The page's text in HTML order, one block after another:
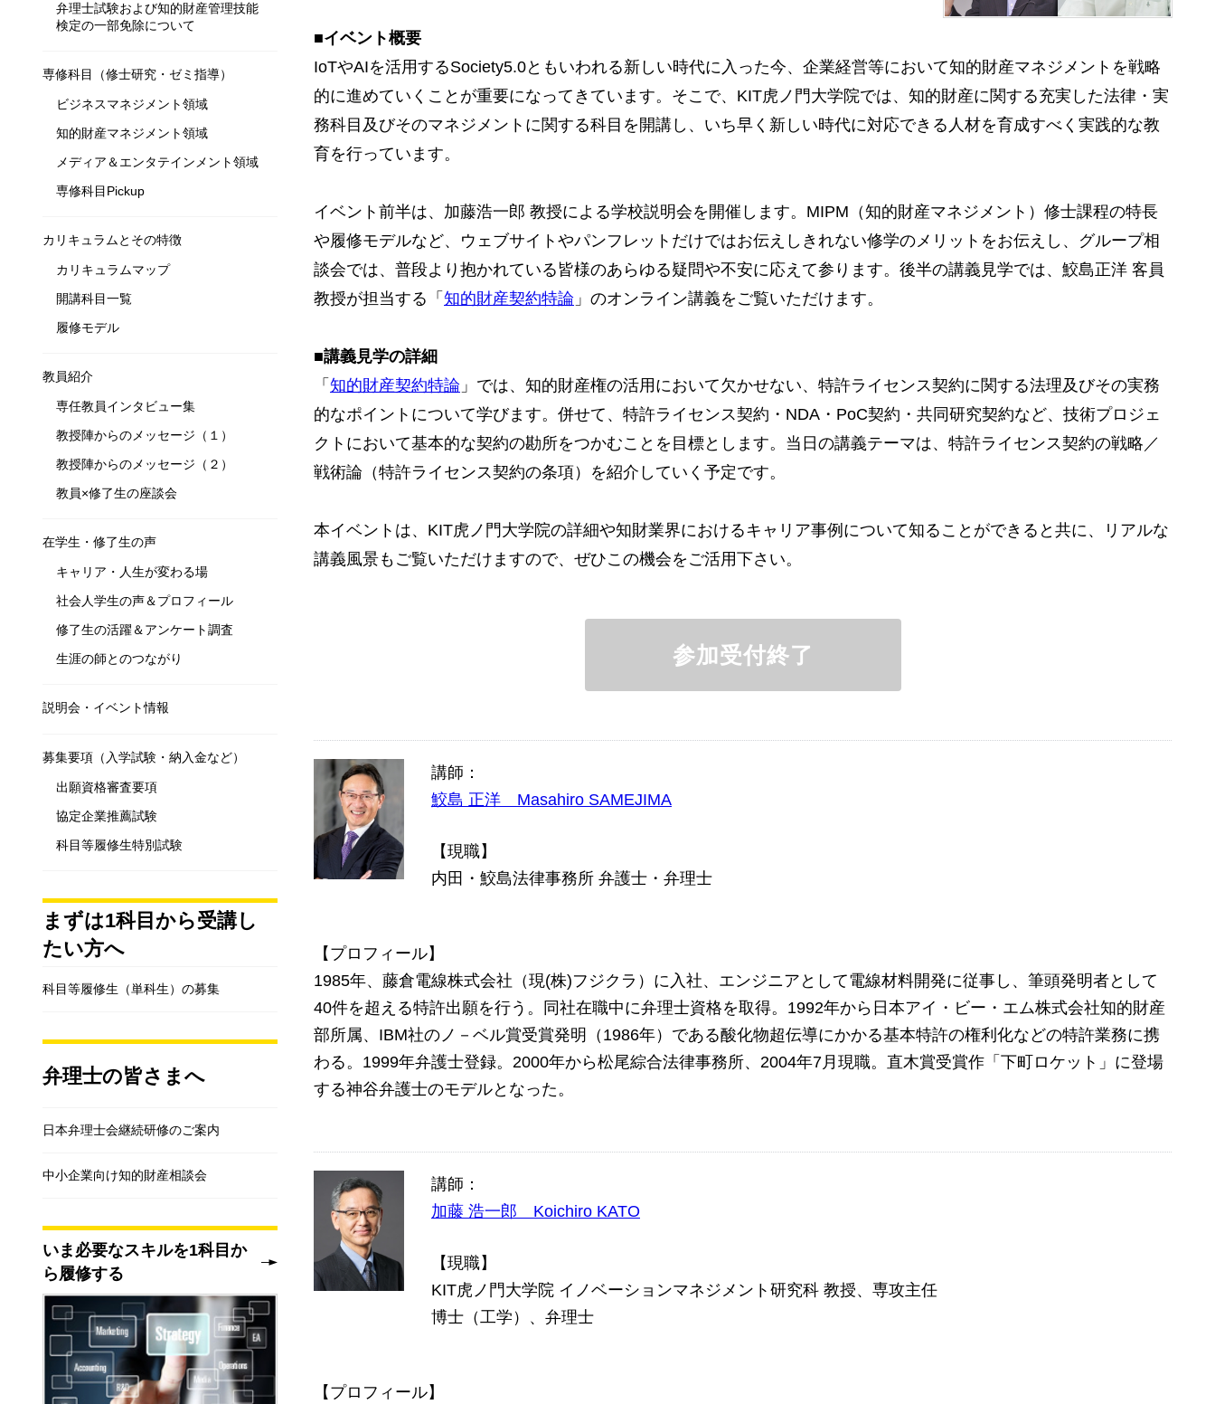
■イベント概要
IoTやAIを活用するSociety5.0ともいわれる新しい時代に入った今、企業経営等において知的財産マネジメントを戦略
的に進めていくことが重要になってきています。そこで、KIT虎ノ門大学院では、知的財産に関する充実した法律・実
務科目及びそのマネジメントに関する科目を開講し、いち早く新しい時代に対応できる人材を育成すべく実践的な教
育を行っています。
イベント前半は、加藤浩一郎 教授による学校説明会を開催します。MIPM（知的財産マネジメント）修士課程の特長
や履修モデルなど、ウェブサイトやパンフレットだけではお伝えしきれない修学のメリットをお伝えし、グループ相
談会では、普段より抱かれている皆様のあらゆる疑問や不安に応えて参ります。後半の講義見学では、鮫島正洋 客員
教授が担当する「 知的財産契約特論 」のオンライン講義をご覧いただけます。
■講義見学の詳細
「 知的財産契約特論 」では、知的財産権の活用において欠かせない、特許ライセンス契約に関する法理及びその実務
的なポイントについて学びます。併せて、特許ライセンス契約・NDA・PoC契約・共同研究契約など、技術プロジェ
クトにおいて基本的な契約の勘所をつかむことを目標とします。当日の講義テーマは、特許ライセンス契約の戦略／
戦術論（特許ライセンス契約の条項）を紹介していく予定です。
本イベントは、KIT虎ノ門大学院の詳細や知財業界におけるキャリア事例について知ることができると共に、リアルな
講義風景もご覧いただけますので、ぜひこの機会をご活用下さい。
参加受付終了
講師：
鮫島 正洋 Masahiro SAMEJIMA
【現職】
内田・鮫島法律事務所 弁護士・弁理士
【プロフィール】
1985年、藤倉電線株式会社（現(株)フジクラ）に入社、エンジニアとして電線材料開発に従事し、筆頭発明者として
40件を超える特許出願を行う。同社在職中に弁理士資格を取得。1992年から日本アイ・ビー・エム株式会社知的財産
部所属、IBM社のノ－ベル賞受賞発明（1986年）である酸化物超伝導にかかる基本特許の権利化などの特許業務に携
わる。1999年弁護士登録。2000年から松尾綜合法律事務所、2004年7月現職。直木賞受賞作「下町ロケット」に登場
する神谷弁護士のモデルとなった。
講師：
加藤 浩一郎 Koichiro KATO
【現職】
KIT虎ノ門大学院 イノベーションマネジメント研究科 教授、専攻主任
博士（工学）、弁理士
【プロフィール】
弁理士試験および知的財産管理技能
検定の一部免除について
専修科目（修士研究・ゼミ指導）
ビジネスマネジメント領域
知的財産マネジメント領域
メディア＆エンタテインメント領域
専修科目Pickup
カリキュラムとその特徴
カリキュラムマップ
開講科目一覧
履修モデル
教員紹介
専任教員インタビュー集
教授陣からのメッセージ（１）
教授陣からのメッセージ（２）
教員×修了生の座談会
在学生・修了生の声
キャリア・人生が変わる場
社会人学生の声＆プロフィール
修了生の活躍＆アンケート調査
生涯の師とのつながり
説明会・イベント情報
募集要項（入学試験・納入金など）
出願資格審査要項
協定企業推薦試験
科目等履修生特別試験
まずは1科目から受講し
たい方へ
科目等履修生（単科生）の募集
弁理士の皆さまへ
日本弁理士会継続研修のご案内
中小企業向け知的財産相談会
いま必要なスキルを1科目か
ら履修する